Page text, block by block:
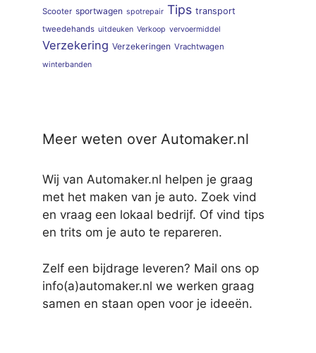
Scooter sportwagen spotrepair Tips transport
tweedehands uitdeuken Verkoop vervoermiddel
Verzekering Verzekeringen Vrachtwagen
winterbanden
Meer weten over Automaker.nl
Wij van Automaker.nl helpen je graag
met het maken van je auto. Zoek vind
en vraag een lokaal bedrijf. Of vind tips
en trits om je auto te repareren.
Zelf een bijdrage leveren? Mail ons op
info(a)automaker.nl we werken graag
samen en staan open voor je ideeën.